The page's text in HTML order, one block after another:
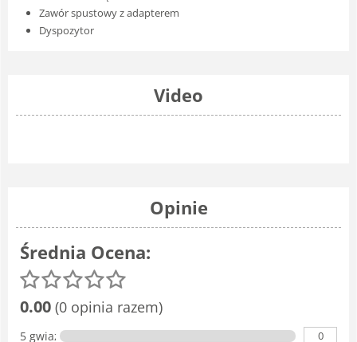
Zawór spustowy z adapterem
Dyspozytor
Video
Opinie
Średnia Ocena:
0.00 (0 opinia razem)
5 gwiazdka 0